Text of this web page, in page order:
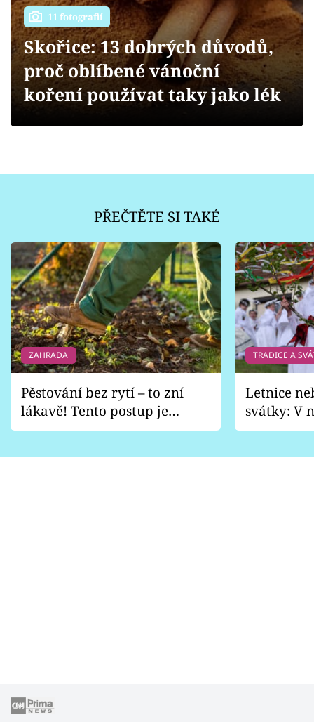
Přihlášení
Sledujte nás
11 fotografií
Skořice: 13 dobrých důvodů,
proč oblíbené vánoční
koření používat taky jako lék
PŘEČTĚTE SI TAKÉ
ZAHRADA
Pěstování bez rytí – to zní
lákavě! Tento postup je
vhodný jen pro některé
TRADICE A
Letnice
svátky: V
pondělí